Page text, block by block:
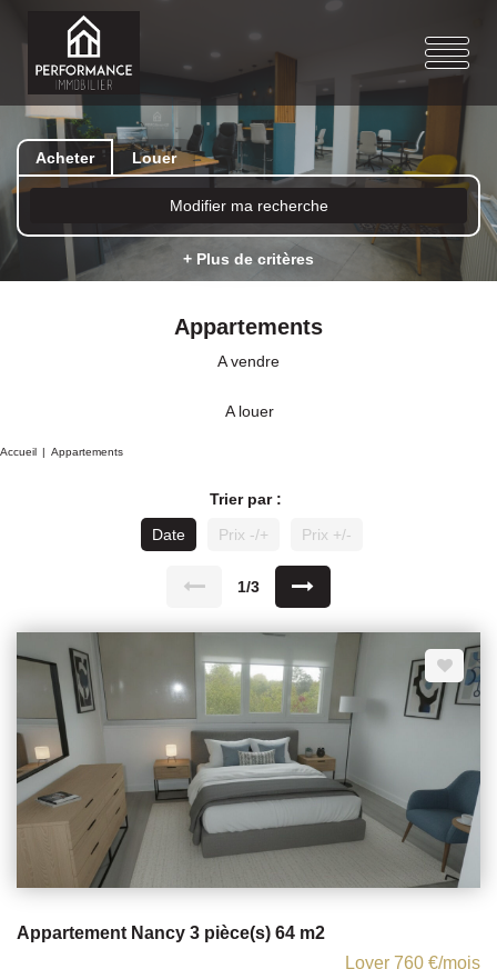
Acheter Louer
Modifier ma recherche
+ Plus de critères
Appartements
A vendre
A louer
Accueil Appartements
Trier par :
Date
Prix -/+ Prix +/-
1/3
Appartement Nancy 3 pièce(s) 64 m2
Loyer 760 €/mois